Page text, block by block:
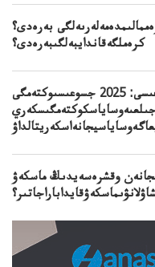
بەرەدى؟
كرەملگەقاندايبەلگىبەرەدى؟
ۋكراينا–رەسەي سوعىسى: 2025 جسوعىسىوكتەمگى
وقشرەسەيدىڭ ماسكەۋ